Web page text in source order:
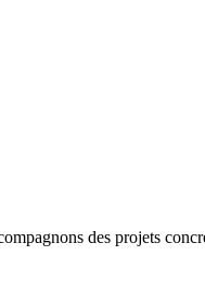
des projets